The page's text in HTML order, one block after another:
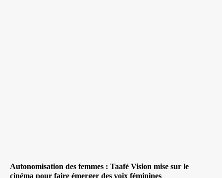
Autonomisation des femmes : Taafé Vision mise sur le
cinéma pour faire émerger des voix féminines